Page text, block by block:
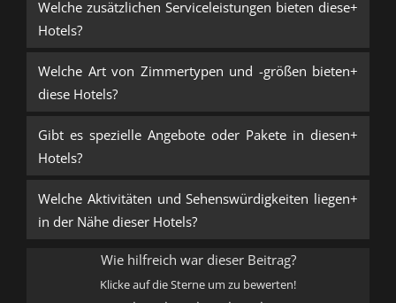
Welche zusätzlichen Serviceleistungen bieten diese
Hotels?
Welche Art von Zimmertypen und -größen bieten
diese Hotels?
Gibt es spezielle Angebote oder Pakete in diesen
Hotels?
Welche Aktivitäten und Sehenswürdigkeiten liegen
in der Nähe dieser Hotels?
Wie hilfreich war dieser Beitrag?
Klicke auf die Sterne um zu bewerten!